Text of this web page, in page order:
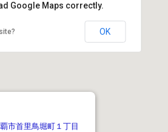
市首里鳥堀町１丁目
Google Maps correctly.
OK